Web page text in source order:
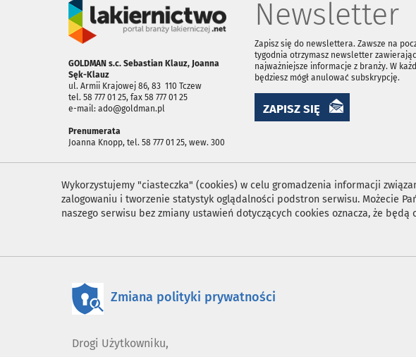
GOLDMAN s.c. Sebastian Klauz, Joanna
Sęk-Klauz
ul. Armii Krajowej 86, 83 ­ 110 Tczew
tel. 58 777 01 25, fax 58 777 01 25
e-mail: ado@goldman.pl
Prenumerata
Joanna Knopp, tel. 58 777 01 25, wew. 300
Newsletter
Zapisz się do newslettera. Zawsze na
tygodnia otrzymasz newsletter
najważniejsze informacje z branży. W
będziesz mógł anulować subskrypcję.
ZAPISZ SIĘ
Wykorzystujemy "ciasteczka" (cookies) w celu gromadzenia informacji
zalogowaniu i tworzenie statystyk oglądalności podstron serwisu. Możecie
naszego serwisu bez zmiany ustawień dotyczących cookies oznacza, że
Zmiana polityki prywatności
Drogi Użytkowniku,